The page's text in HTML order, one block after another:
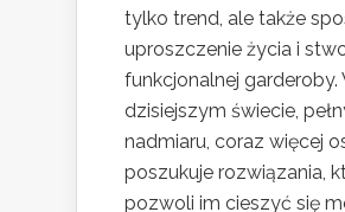
tylko trend, ale także
uproszczenie życia i
funkcjonalnej garderoby.
dzisiejszym świecie,
nadmiaru, coraz więcej
poszukuje rozwiązania,
pozwoli im cieszyć się